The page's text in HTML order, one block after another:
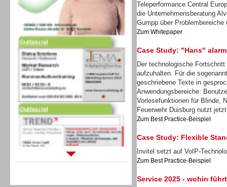
Outbound
Outbound
Sprachdialogsysteme u. Ki/
Teleperformance Central
die Unternehmensberatung
Gumpp über
Zum Whitepaper
Case Study: "Hans"
Der technologische
aufzuhalten. Für die
geschriebene Texte in
Anwendungsbereiche:
Vorlesefunktionen für Blinde,
Feuerwehr Duisburg nutzt
Zum Best Practice-Beispiel
Case Study: Flexible
Invitel setzt auf VoIP-
Zum Best Practice-Beispiel
Service 2025 - wohin